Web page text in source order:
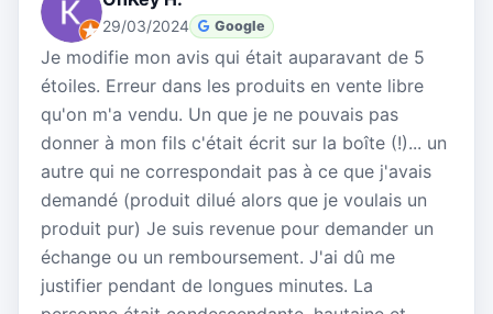
29/03/2024 Google
Je modifie mon avis qui était auparavant de 5
étoiles. Erreur dans les produits en vente libre
qu'on m'a vendu. Un que je ne pouvais pas
donner à mon fils c'était écrit sur la boîte (!)... un
autre qui ne correspondait pas à ce que j'avais
demandé (produit dilué alors que je voulais un
produit pur) Je suis revenue pour demander un
échange ou un remboursement. J'ai dû me
justifier pendant de longues minutes. La